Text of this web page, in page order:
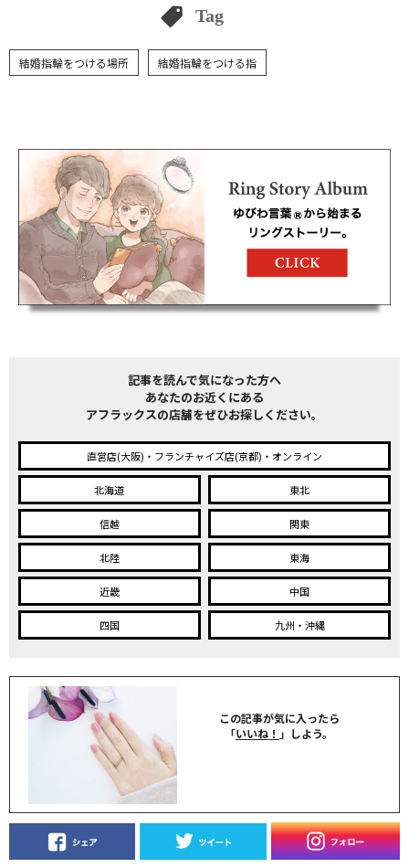
Tag
結婚指輪をつける場所 結婚指輪をつける指
記事を読んで気になった方へ
あなたのお近くにある
アフラックスの店舗をぜひお探しください。
直営店(大阪)・フランチャイズ店(京都)・オンライン
北海道 東北
信越 関東
北陸 東海
近畿 中国
四国 九州・沖縄
この記事が気に入ったら
「いいね！ 」しよう。